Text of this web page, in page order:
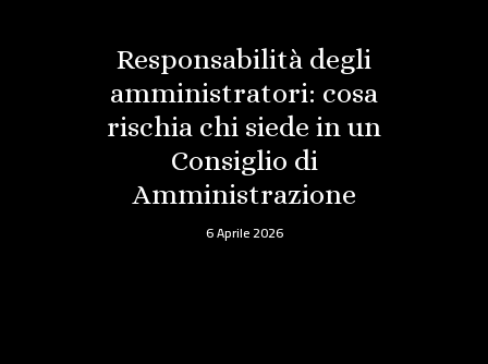
Responsabilità degli
amministratori: cosa
rischia chi siede in un
Consiglio di
Amministrazione
6 Aprile 2026